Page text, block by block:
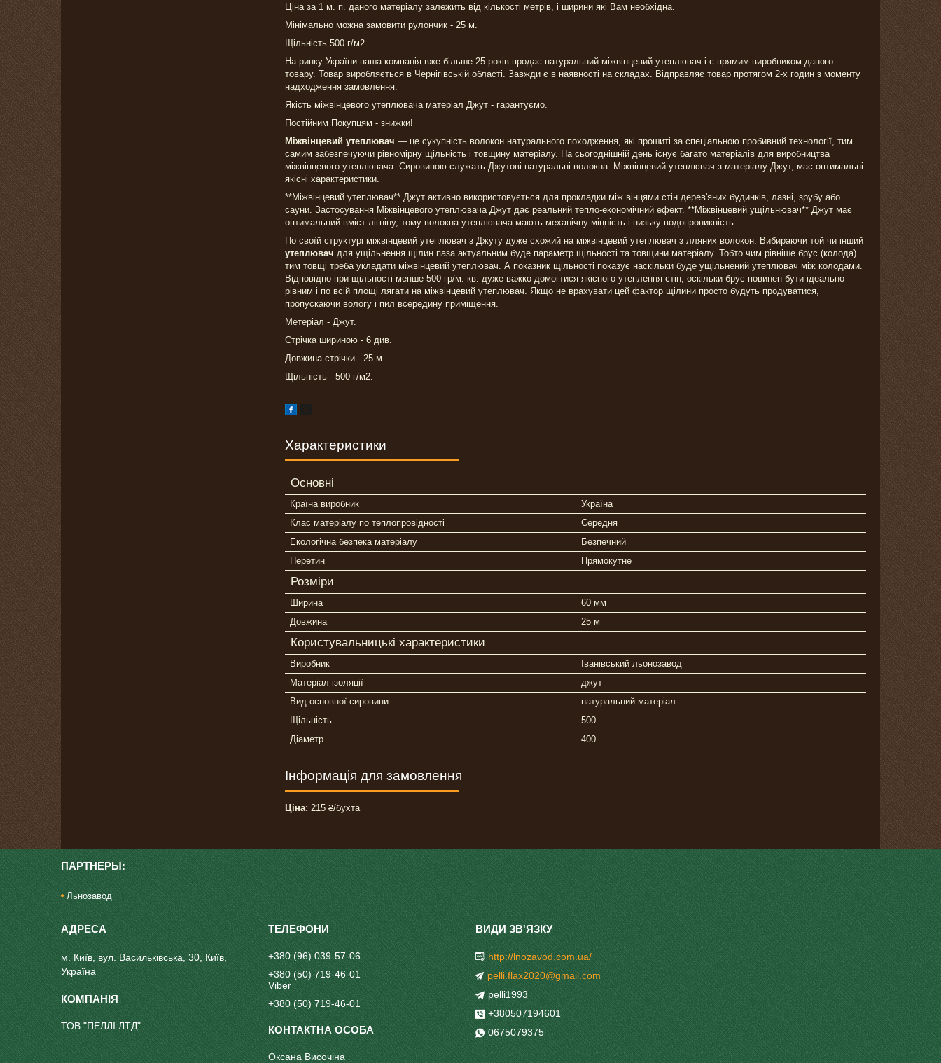
Ціна за 1 м. п. даного матеріалу залежить від кількості метрів, і ширини які Вам необхідна.
Мінімально можна замовити рулончик - 25 м.
Щільність 500 г/м2.
На ринку України наша компанія вже більше 25 років продає натуральний міжвінцевий утеплювач і є прямим виробником даного
товару. Товар виробляється в Чернігівській області. Завжди є в наявності на складах. Відправляє товар протягом 2-х годин з моменту
надходження замовлення.
Якість міжвінцевого утеплювача матеріал Джут - гарантуємо.
Постійним Покупцям - знижки!
Міжвінцевий утеплювач — це сукупність волокон натурального походження, які прошиті за спеціальною пробивний технології, тим
самим забезпечуючи рівномірну щільність і товщину матеріалу. На сьогоднішній день існує багато матеріалів для виробництва
міжвінцевого утеплювача. Сировиною служать Джутові натуральні волокна. Міжвінцевий утеплювач з матеріалу Джут, має оптимальні
якісні характеристики.
**Міжвінцевий утеплювач** Джут активно використовується для прокладки між вінцями стін дерев'яних будинків, лазні, зрубу або
сауни. Застосування Міжвінцевого утеплювача Джут дає реальний тепло-економічний ефект. **Міжвінцевий ущільнювач** Джут має
оптимальний вміст лігніну, тому волокна утеплювача мають механічну міцність і низьку водопроникність.
По своїй структурі міжвінцевий утеплювач з Джуту дуже схожий на міжвінцевий утеплювач з лляних волокон. Вибираючи той чи інший
утеплювач для ущільнення щілин паза актуальним буде параметр щільності та товщини матеріалу. Тобто чим рівніше брус (колода)
тим товщі треба укладати міжвінцевий утеплювач. А показник щільності показує наскільки буде ущільнений утеплювач між колодами.
Відповідно при щільності менше 500 гр/м. кв. дуже важко домогтися якісного утеплення стін, оскільки брус повинен бути ідеально
рівним і по всій площі лягати на міжвінцевий утеплювач. Якщо не врахувати цей фактор щілини просто будуть продуватися,
пропускаючи вологу і пил всередину приміщення.
Метеріал - Джут.
Стрічка шириною - 6 див.
Довжина стрічки - 25 м.
Щільність - 500 г/м2.
Характеристики
Основні
Країна виробник
Україна
Клас матеріалу по теплопровідності
Середня
Екологічна безпека матеріалу
Безпечний
Перетин
Прямокутне
Розміри
Ширина
60 мм
Довжина
25 м
Користувальницькі характеристики
Виробник
Іванівський льонозавод
Матеріал ізоляції
джут
Вид основної сировини
натуральний матеріал
Щільність
500
Діаметр
400
Інформація для замовлення
Ціна: 215 ₴/бухта
ПАРТНЕРЫ:
Льнозавод
м. Київ, вул. Васильківська, 30, Київ,
Україна
ТОВ "ПЕЛЛІ ЛТД"
+380 (96) 039-57-06
+380 (50) 719-46-01
Viber
+380 (50) 719-46-01
Оксана Височіна
http://lnozavod.com.ua/
pelli.flax2020@gmail.com
pelli1993
+380507194601
0675079375